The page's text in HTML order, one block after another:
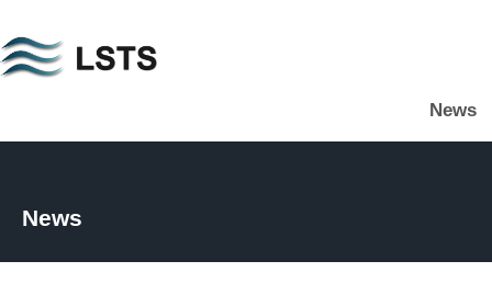
to
News
L
News